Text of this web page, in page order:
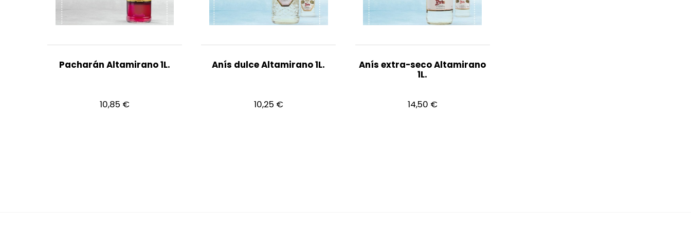
Pacharán Altamirano 1L.
10,85 €
Anís dulce Altamirano 1L.
10,25 €
Anís extra-seco Altamirano
1L.
14,50 €